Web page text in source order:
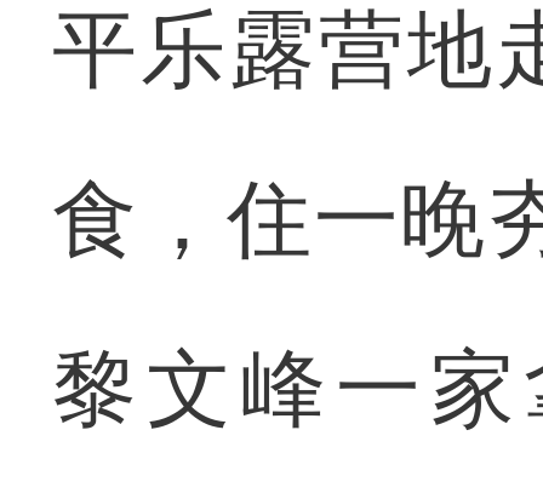
平乐露营地
食，住一晚
黎文峰一